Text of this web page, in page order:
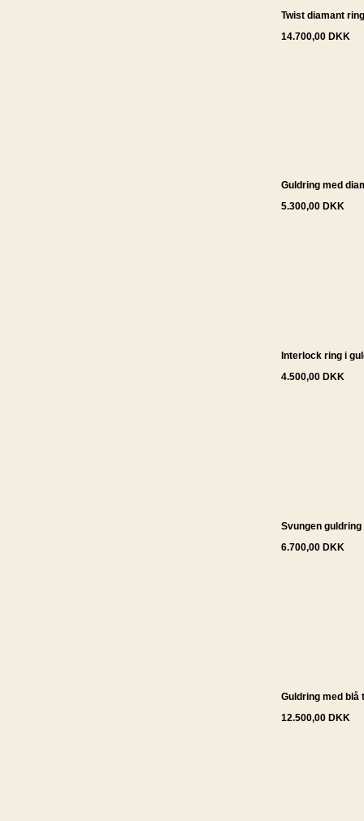
Twist diamant ring
14.700,00 DKK
Guldring med
5.300,00 DKK
Interlock ring i
4.500,00 DKK
Svungen guldring
6.700,00 DKK
Guldring med blå
12.500,00 DKK